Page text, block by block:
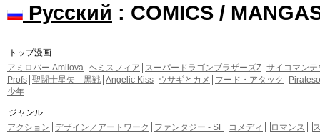
Русский : COMICS /
トップ漫画
アミロバー Amilova ヘミスフィア スーパードラゴンブラザーズZ サイコマンテ
Profs 聖闘士星矢 黒戦 Angelic Kiss ウサギとカメ フード・アタック
少年
ジャンル
アクション デザイン／アートワーク ファンタジー - SF コメディ ロマンス